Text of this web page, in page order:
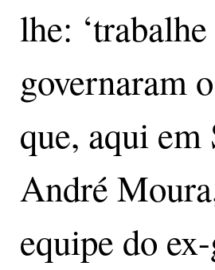
lhe:
governaram
que, aqui em
André
equipe do